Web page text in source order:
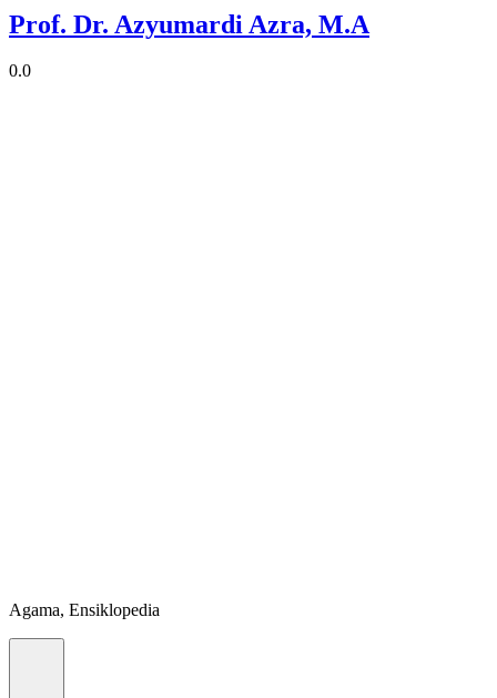
Prof. Dr. Azyumardi Azra, M.A
0.0
Agama, Ensiklopedia